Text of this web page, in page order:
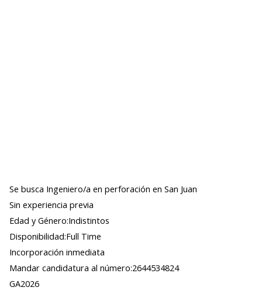
Se busca Ingeniero/a en perforación en San Juan
Sin experiencia previa
Edad y Género:Indistintos
Disponibilidad:Full Time
Incorporación inmediata
Mandar candidatura al número:2644534824
GA2026